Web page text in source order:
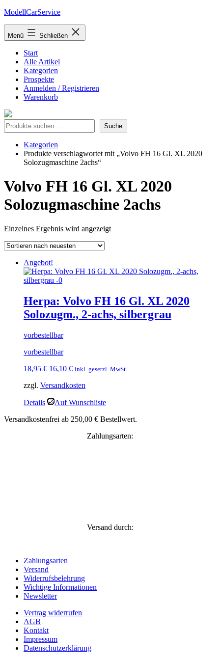
Zum
springen
ModellCarService
Menü Schließen
Start
Alle Artikel
Kategorien
Prospekte
Anmelden / Registrieren
Warenkorb
Suche Suche
Kategorien
Produkte verschlagwortet mit „Volvo FH 16 Gl. XL 2020
Solozugmaschine 2achs“
Volvo FH 16 Gl. XL 2020
Solozugmaschine 2achs
Einzelnes Ergebnis wird angezeigt
Angebot!
Herpa: Volvo FH 16 Gl. XL 2020
Solozugm., 2-achs, silbergrau
vorbestellbar
vorbestellbar
18,95€ Ursprünglicher
war:
16,10 €Aktueller
ist:
inkl. gesetzl. MwSt.
zzgl. Versandkosten
Details
Auf Wunschliste
Versandkostenfrei ab 250,00 € Bestellwert.
Zahlungsarten:
Versand durch:
Zahlungsarten
Versand
Widerrufsbelehrung
Wichtige Informationen
Newsletter
Vertrag widerrufen
AGB
Kontakt
Impressum
Datenschutzerklärung